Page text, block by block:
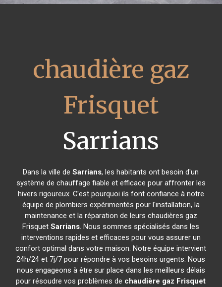
chaudière gaz
Frisquet
Sarrians
Dans la ville deSarrians, les habitants ont besoin d'un
système de chauffage fiable et efficace pour affronter les
hivers rigoureux. C'est pourquoi ils font confiance à notre
équipe de plombiers expérimentés pour l'installation, la
maintenance et la réparation de leurs chaudières gaz
FrisquetSarrians. Nous sommes spécialisés dans les
interventions rapides et efficaces pour vous assurer un
confort optimal dans votre maison. Notre équipe intervient
24h/24 et 7j/7 pour répondre à vos besoins urgents. Nous
nous engageons à être sur place dans les meilleurs délais
pour résoudre vos problèmes de chaudière gaz Frisquet